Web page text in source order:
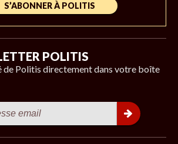
S’ABONNER À POLITIS
POLITIS
de Politis directement dans votre boîte